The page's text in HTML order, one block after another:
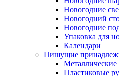
Новогодние
Новогодний
Новогодние
Упаковка для
Календари
Пишущие
Металлические
Пластиковые